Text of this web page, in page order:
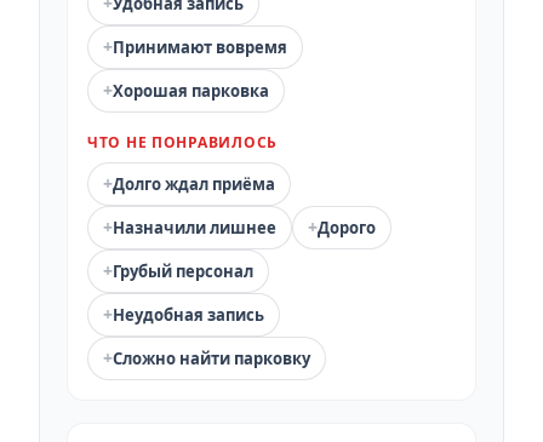
+Принимают вовремя
+Хорошая парковка
ЧТО НЕ ПОНРАВИЛОСЬ
+Долго ждал приёма
+Назначили лишнее +Дорого
+Грубый персонал
+Неудобная запись
+Сложно найти парковку